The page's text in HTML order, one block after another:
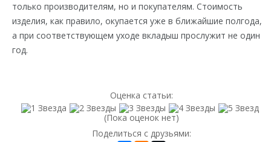
только производителям, но и покупателям. Стоимость
изделия, как правило, окупается уже в ближайшие полгода,
а при соответствующем уходе вкладыш прослужит не один
год.
Оценка статьи:
(Пока оценок нет)
Поделиться с друзьями: